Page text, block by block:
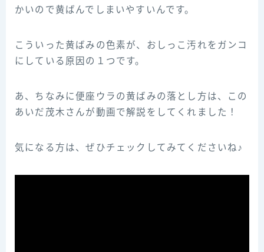
かいので黄ばんでしまいやすいんです。
こういった黄ばみの色素が、おしっこ汚れをガンコ
にしている原因の１つです。
あ、ちなみに便座ウラの黄ばみの落とし方は、この
あいだ茂木さんが動画で解説をしてくれました！
気になる方は、ぜひチェックしてみてくださいね♪